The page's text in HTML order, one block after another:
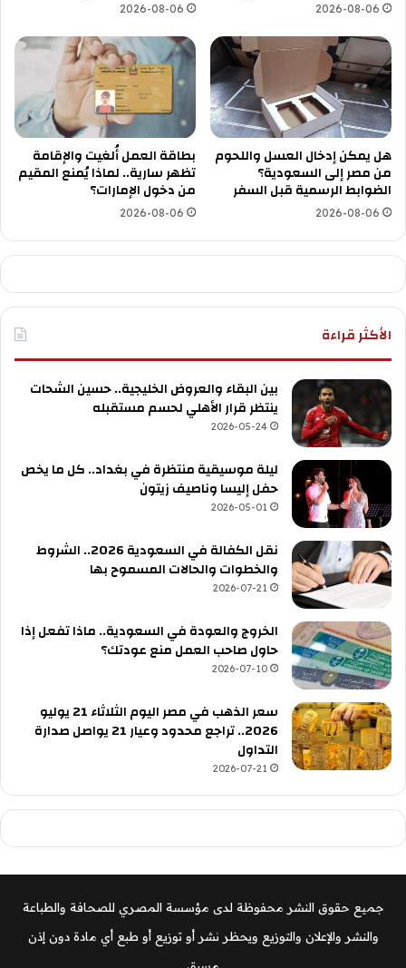
2026-08-06
2026-08-06
هل يمكن إدخال العسل واللحوم
من مصر إلى السعودية؟
الضوابط الرسمية قبل السفر
2026-08-06
بطاقة العمل أُلغيت والإقامة
تظهر سارية.. لماذا يُمنع المقيم
من دخول الإمارات؟
2026-08-06
الأكثر قراءة
بين البقاء والعروض الخليجية.. حسين الشحات
ينتظر قرار الأهلي لحسم مستقبله
2026-05-24
ليلة موسيقية منتظرة في بغداد.. كل ما يخص
حفل إليسا وناصيف زيتون
2026-05-01
نقل الكفالة في السعودية 2026.. الشروط
والخطوات والحالات المسموح بها
2026-07-21
الخروج والعودة في السعودية.. ماذا تفعل إذا
حاول صاحب العمل منع عودتك؟
2026-07-10
سعر الذهب في مصر اليوم الثلاثاء 21 يوليو
2026.. تراجع محدود وعيار 21 يواصل صدارة
التداول
2026-07-21
جميع حقوق النشر محفوظة لدى مؤسسة المصري للصحافة والطباعة
والنشر والإعلان والتوزيع ويحظر نشر أو توزيع أو طبع أي مادة دون إذن